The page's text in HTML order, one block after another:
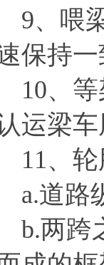
喂梁
保持
、等架
运梁
、轮
道路纵
两跨之